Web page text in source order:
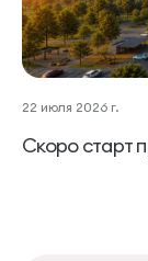
22 июля 2026 г.
Скоро старт